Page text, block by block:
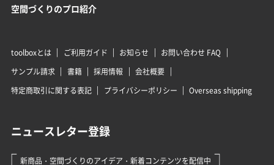
空間づくりのプロ紹介
toolboxとは ご利用ガイド お知らせ
お問い合わせ FAQ
サンプル請求
書籍 採用情報
会社概要
特定商取引に関する表記
プライバシーポリシー Overseas shipping